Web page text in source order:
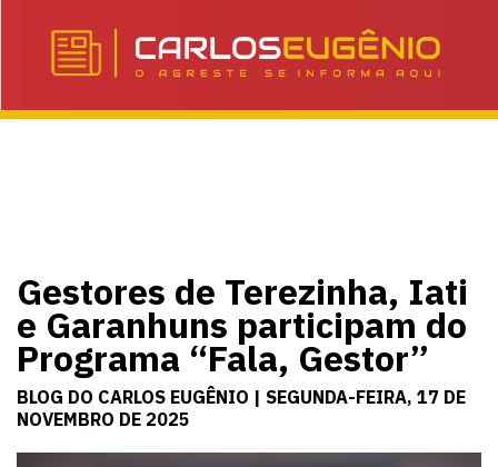
Gestores de Terezinha, Iati
e Garanhuns participam do
Programa “Fala, Gestor”
BLOG DO CARLOS EUGÊNIO | SEGUNDA-FEIRA, 17 DE
NOVEMBRO DE 2025